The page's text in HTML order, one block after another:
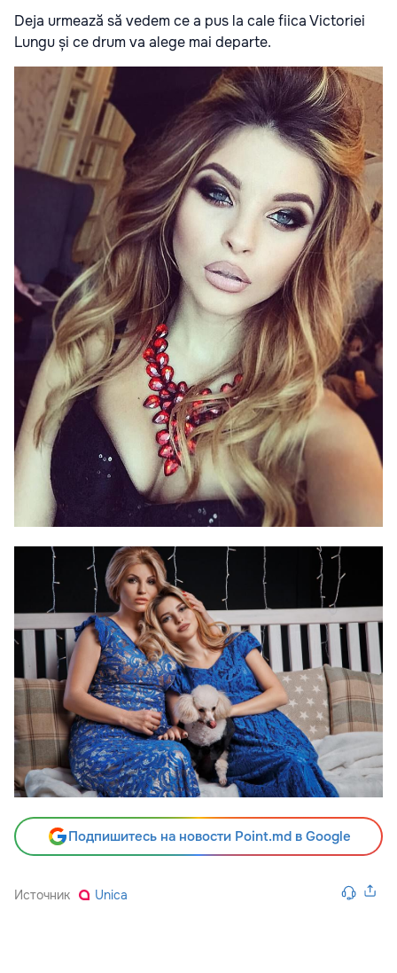
Deja urmează să vedem ce a pus la cale fiica Victoriei
Lungu și ce drum va alege mai departe.
Подпишитесь на новости Point.md в Google
Источник Unica